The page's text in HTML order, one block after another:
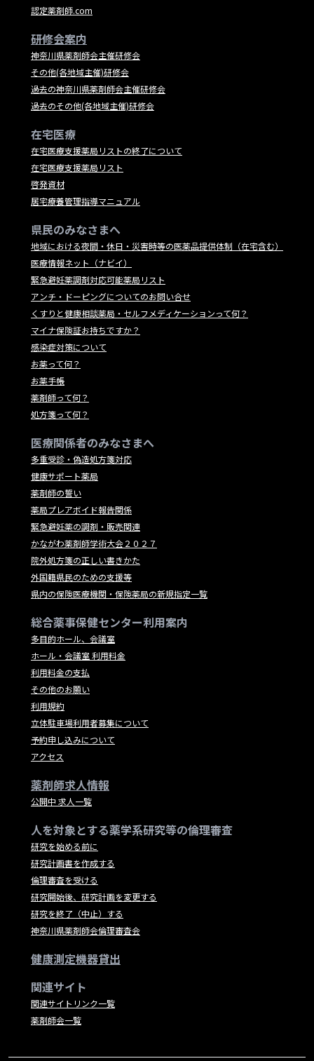
認定薬剤師.com
研修会案内
神奈川県薬剤師会主催研修会
その他(各地域主催)研修会
過去の神奈川県薬剤師会主催研修会
過去のその他(各地域主催)研修会
在宅医療
在宅医療支援薬局リストの終了について
在宅医療支援薬局リスト
啓発資材
居宅療養管理指導マニュアル
県民のみなさまへ
地域における夜間・休日・災害時等の医薬品提供体制（在宅含む）
医療情報ネット（ナビイ）
緊急避妊薬調剤対応可能薬局リスト
アンチ・ドーピングについてのお問い合せ
くすりと健康相談薬局・セルフメディケーションって何？
マイナ保険証お持ちですか？
感染症対策について
お薬って何？
お薬手帳
薬剤師って何？
処方箋って何？
医療関係者のみなさまへ
多重受診・偽造処方箋対応
健康サポート薬局
薬剤師の誓い
薬局プレアボイド報告関係
緊急避妊薬の調剤・販売関連
かながわ薬剤師学術大会２０２７
院外処方箋の正しい書きかた
外国籍県民のための支援等
県内の保険医療機関・保険薬局の新規指定一覧
総合薬事保健センター利用案内
多目的ホール、会議室
ホール・会議室 利用料金
利用料金の支払
その他のお願い
利用規約
立体駐車場利用者募集について
予約申し込みについて
アクセス
薬剤師求人情報
公開中 求人一覧
人を対象とする薬学系研究等の倫理審査
研究を始める前に
研究計画書を作成する
倫理審査を受ける
研究開始後、研究計画を変更する
研究を終了（中止）する
神奈川県薬剤師会倫理審査会
健康測定機器貸出
関連サイト
関連サイトリンク一覧
薬剤師会一覧